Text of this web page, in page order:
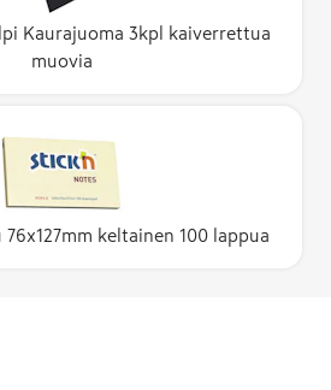
Kaurajuoma 3kpl kaiverrettua
muovia
keltainen 100 lappua